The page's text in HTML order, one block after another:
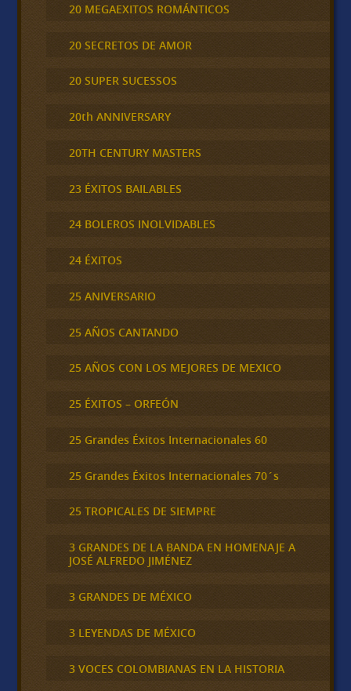
20 MEGAEXITOS ROMÁNTICOS
20 SECRETOS DE AMOR
20 SUPER SUCESSOS
20th ANNIVERSARY
20TH CENTURY MASTERS
23 ÉXITOS BAILABLES
24 BOLEROS INOLVIDABLES
24 ÉXITOS
25 ANIVERSARIO
25 AÑOS CANTANDO
25 AÑOS CON LOS MEJORES DE MEXICO
25 ÉXITOS – ORFEÓN
25 Grandes Éxitos Internacionales 60
25 Grandes Éxitos Internacionales 70´s
25 TROPICALES DE SIEMPRE
3 GRANDES DE LA BANDA EN HOMENAJE A
JOSÉ ALFREDO JIMÉNEZ
3 GRANDES DE MÉXICO
3 LEYENDAS DE MÉXICO
3 VOCES COLOMBIANAS EN LA HISTORIA